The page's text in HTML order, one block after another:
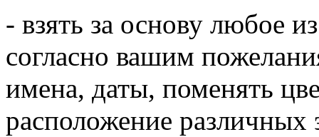
- взять за основу любое
согласно вашим
имена, даты, поменять
расположение различных